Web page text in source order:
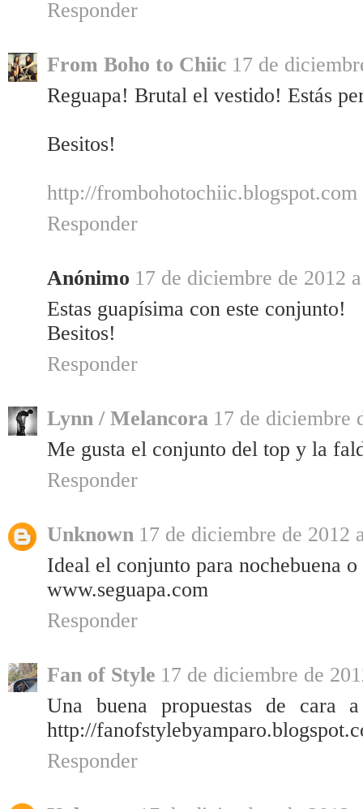
Responder
From Boho to Chiic 17 de
Reguapa! Brutal el vestido! Estás
Besitos!
http://frombohotochiic.blogspot.com
Responder
Anónimo 17 de diciembre de 2012
Estas guapísima con este conjunto!
Besitos!
Responder
Lynn / Melancora 17 de diciembre
Me gusta el conjunto del top y la
Responder
Unknown 17 de diciembre de 2012
Ideal el conjunto para nochebuena
www.seguapa.com
Responder
Fan of Style 17 de diciembre de
Una buena propuestas de cara
http://
Responder